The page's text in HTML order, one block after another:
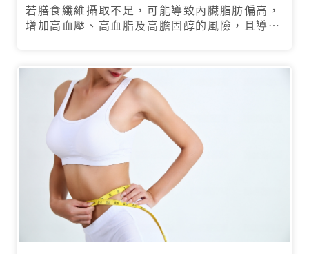
若膳食纖維攝取不足，可能導致內臟脂肪偏高，
增加高血壓、高血脂及高膽固醇的風險，且導致